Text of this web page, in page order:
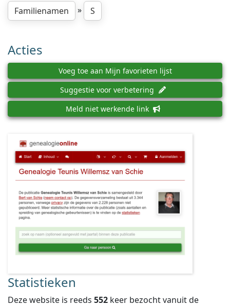
Familienamen
» S
Acties
Voeg toe aan Mijn favorieten lijst
Suggestie voor verbetering
Meld niet werkende link
Statistieken
Deze website is reeds 552 keer bezocht vanuit de